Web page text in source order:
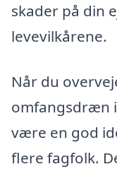
skader på din
levevilkårene.
Når du
omfangsdræn
være en god
flere fagfolk.